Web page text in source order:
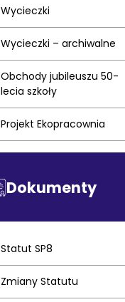
Wycieczki
Wycieczki – archiwalne
Obchody jubileuszu 50-
lecia szkoły
Projekt Ekopracownia
Dokumenty
Statut SP8
Zmiany Statutu